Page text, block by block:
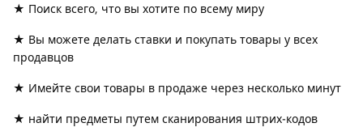
★ Поиск всего, что вы хотите по всему миру
★ Вы можете делать ставки и покупать товары у всех
продавцов
★ Имейте свои товары в продаже через несколько минут
★ найти предметы путем сканирования штрих-кодов